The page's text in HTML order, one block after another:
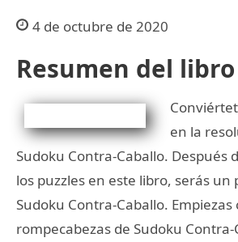
4 de octubre de 2020
Resumen del libro
en la
Sudoku Contra-Caballo. Después
los puzzles en este libro, serás un
Sudoku Contra-Caballo. Empiezas
rompecabezas de Sudoku